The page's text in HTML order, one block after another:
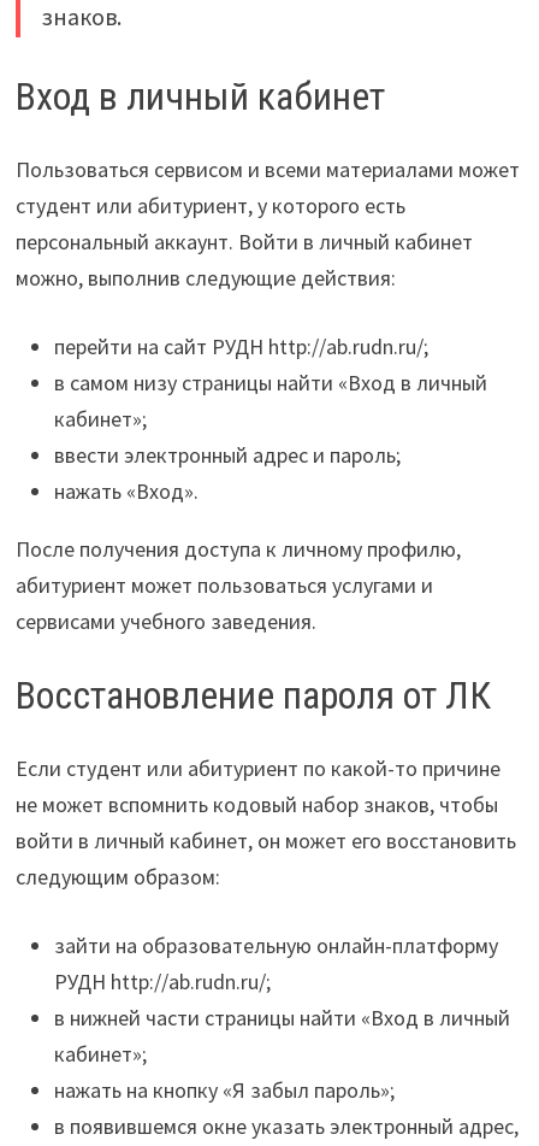
знаков.
Вход в личный кабинет
Пользоваться сервисом и всеми материалами может
студент или абитуриент, у которого есть
персональный аккаунт. Войти в личный кабинет
можно, выполнив следующие действия:
перейти на сайт РУДН http://ab.rudn.ru/;
в самом низу страницы найти «Вход в личный
кабинет»;
ввести электронный адрес и пароль;
нажать «Вход».
После получения доступа к личному профилю,
абитуриент может пользоваться услугами и
сервисами учебного заведения.
Восстановление пароля от ЛК
Если студент или абитуриент по какой-то причине
не может вспомнить кодовый набор знаков, чтобы
войти в личный кабинет, он может его восстановить
следующим образом:
зайти на образовательную онлайн-платформу
РУДН http://ab.rudn.ru/;
в нижней части страницы найти «Вход в личный
кабинет»;
нажать на кнопку «Я забыл пароль»;
в появившемся окне указать электронный адрес,